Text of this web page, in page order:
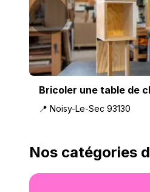
Bricoler une table de
📍 Noisy-Le-Sec 93130
Nos catégories